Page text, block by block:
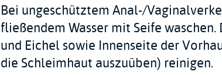
Bei ungeschütztem Anal-/
fließendem Wasser mit Seife
und Eichel sowie Innenseite der
die Schleimhaut auszuüben) reinigen.